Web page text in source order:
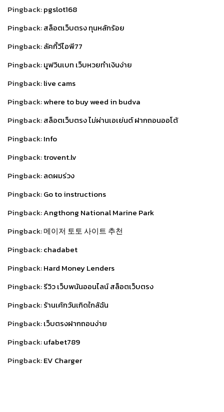
Pingback:pgslot168
Pingback:สล็อตเว็บตรง ทุนหลักร้อย
Pingback:ลัคกี้วีไอพี77
Pingback:มูฟวินเบท เว็บหวยทำเงินง่าย
Pingback:live cams
Pingback:where to buy weed in budva
Pingback:สล็อตเว็บตรง ไม่ผ่านเอเย่นต์ ฝากถอนออโต้
Pingback:Info
Pingback:trovent.lv
Pingback:ลดผมร่วง
Pingback:Go to instructions
Pingback:Angthong National Marine Park
Pingback:메이저 토토 사이트 추천
Pingback:chadabet
Pingback:Hard Money Lenders
Pingback:รีวิว เว็บพนันออนไลน์ สล็อตเว็บตรง
Pingback:ร้านเค้กวันเกิดใกล้ฉัน
Pingback:เว็บตรงฝากถอนง่าย
Pingback:ufabet789
Pingback:EV Charger